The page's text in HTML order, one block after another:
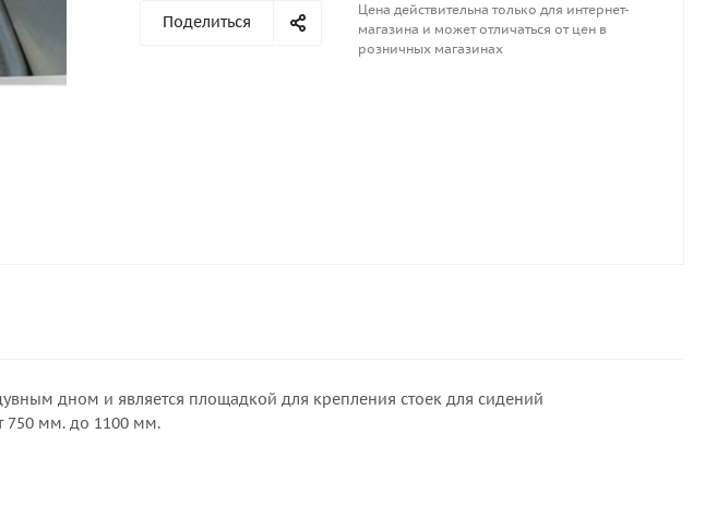
Поделиться
Цена действительна только для интернет-
магазина и может отличаться от цен в
розничных магазинах
дном и является площадкой для крепления стоек для сидений
750 мм. до 1100 мм.